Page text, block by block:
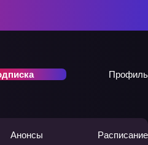
Профиль
Анонсы Расписание